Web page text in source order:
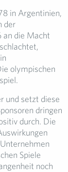
in Argentinien,
der
an die Macht
olympischen
und setzt diese
dringen
durch. Die
Spiele
noch